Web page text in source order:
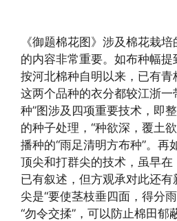
《御题棉花图》涉及棉花栽
的内容非常重要。如布种幅提
按河北棉种自明以来，已有青
这两个品种的衣分都较江浙一
种”图涉及四项重要技术，即
的种子处理，“种欲深，覆土
播种的“雨足清明方布种”。再
顶尖和打群尖的技术，虽早在
已有叙述，但方观承对此还
尖是“要使茎枝垂四面，得分
“勿令交揉”，可以防止棉田郁